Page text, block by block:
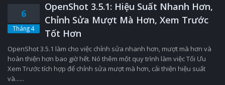
6
Tháng 4
OpenShot 3.5.1: Hiệu Suất Nhanh Hơn,
Chỉnh Sửa Mượt Mà Hơn, Xem Trước
Tốt Hơn
OpenShot 3.5.1 làm cho việc chỉnh sửa nhanh hơn, mượt mà hơn và
hoàn thiện hơn bao giờ hết. Nó thêm một quy trình làm việc Tối Ưu
Xem Trước tích hợp để chỉnh sửa mượt mà hơn, cải thiện hiệu suất
và......